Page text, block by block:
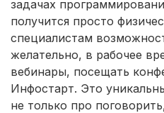
задачах
получится просто
специалистам
желательно, в рабочее
вебинары, посещать
Инфостарт. Это
не только про